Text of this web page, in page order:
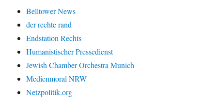
Belltower News
der rechte rand
Endstation Rechts
Humanistischer Pressedienst
Jewish Chamber Orchestra Munich
Medienmoral NRW
Netzpolitik.org